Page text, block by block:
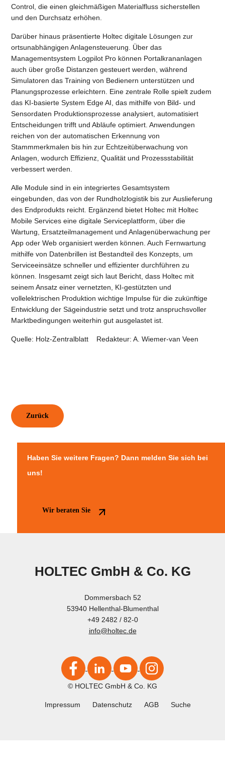
Control, die einen gleichmäßigen Materialfluss sicherstellen
und den Durchsatz erhöhen.
Darüber hinaus präsentierte Holtec digitale Lösungen zur
ortsunabhängigen Anlagensteuerung. Über das
Managementsystem Logpilot Pro können Portalkrananlagen
auch über große Distanzen gesteuert werden, während
Simulatoren das Training von Bedienern unterstützen und
Planungsprozesse erleichtern. Eine zentrale Rolle spielt zudem
das KI-basierte System Edge AI, das mithilfe von Bild- und
Sensordaten Produktionsprozesse analysiert, automatisiert
Entscheidungen trifft und Abläufe optimiert. Anwendungen
reichen von der automatischen Erkennung von
Stammmerkmalen bis hin zur Echtzeitüberwachung von
Anlagen, wodurch Effizienz, Qualität und Prozessstabilität
verbessert werden.
Alle Module sind in ein integriertes Gesamtsystem
eingebunden, das von der Rundholzlogistik bis zur Auslieferung
des Endprodukts reicht. Ergänzend bietet Holtec mit Holtec
Mobile Services eine digitale Serviceplattform, über die
Wartung, Ersatzteilmanagement und Anlagenüberwachung per
App oder Web organisiert werden können. Auch Fernwartung
mithilfe von Datenbrillen ist Bestandteil des Konzepts, um
Serviceeinsätze schneller und effizienter durchführen zu
können. Insgesamt zeigt sich laut Bericht, dass Holtec mit
seinem Ansatz einer vernetzten, KI-gestützten und
vollelektrischen Produktion wichtige Impulse für die zukünftige
Entwicklung der Sägeindustrie setzt und trotz anspruchsvoller
Marktbedingungen weiterhin gut ausgelastet ist.
Quelle: Holz-Zentralblatt Redakteur: A. Wiemer-van Veen
Zurück
Haben Sie weitere Fragen? Dann melden Sie sich bei
uns!
Wir beraten Sie
HOLTEC GmbH & Co. KG
Dommersbach 52
53940 Hellenthal-Blumenthal
+49 2482 / 82-0
info@holtec.de
© HOLTEC GmbH & Co. KG
Impressum Datenschutz AGB Suche